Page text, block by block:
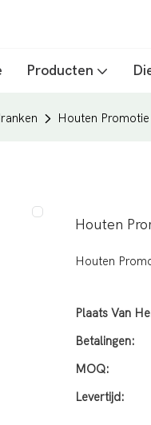
Producten
Houten
Houten
Houten
Plaats Van
Betalingen:
MOQ:
Levertijd: